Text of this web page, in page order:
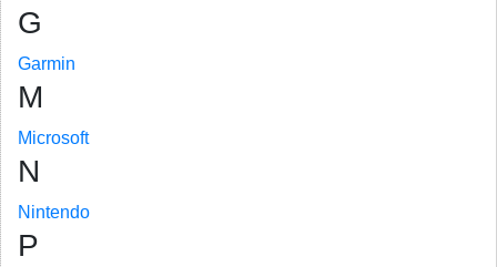
G
Garmin
M
Microsoft
N
Nintendo
P